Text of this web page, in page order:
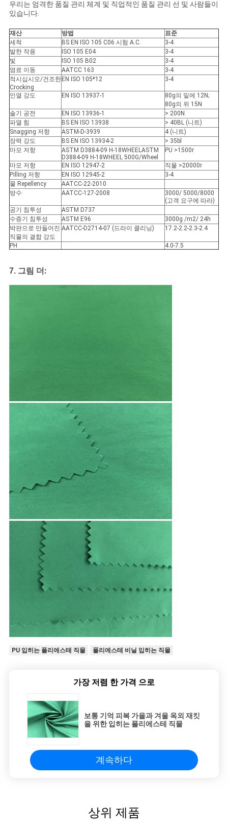
우리는 엄격한 품질 관리 체계 및 직업적인 품질 관리 선 및 사람들이
있습니다.
재산 방법
표준
세척
BS EN ISO 105 C06 시험 A.C.
3-4
발한 작용
ISO 105 E04
3-4
빛
ISO 105 B02
3-4
염료 이동
AATCC 163
3-4
적시십시오/건조한
Crocking
EN ISO 105*12 3-4
인열 강도 EN ISO 13937-1
80g의 밑에 12N;
80g의 위 15N
솔기 공전
EN ISO 13936-1
> 200N
파열 힘
BS EN ISO 13938
> 40BL (니트)
Snagging 저항
ASTM-D-3939
4 (니트)
장력 강도
BS EN ISO 13934-2
> 35bl
마모 저항
ASTM D3884-09 H-18WHEELASTM
D3884-09 H-18WHEEL 500G/Wheel
PU >1500r
마모 저항 EN ISO 12947-2
직물 >20000r
Pilling 저항
EN ISO 12945-2
3-4
물 Repellency
AATCC-22-2010
방수
AATCC-127-2008
3000/ 5000/8000
(고객 요구에 따라)
공기 침투성
ASTM D737
수증기 침투성
ASTM E96
3000g /m2/ 24h
박판으로 만들어진
직물의 결합 강도
AATCC-D2714-07 (드라이 클리닝) 17.2-2.2-2.3-2.4
PH 4.0-7.5
7. 그림 더 :
PU 입히는 폴리에스테 직물 폴리에스테 비닐 입히는 직물
가장 저렴 한 가격 으로
보통 기억 피복 가을과 겨울 옥외 재킷
을 위한 입히는 폴리에스테 직물
계속하다
상위 제품